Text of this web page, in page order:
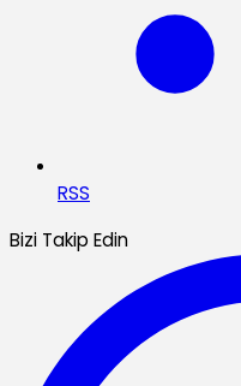
RSS
Bizi Takip Edin